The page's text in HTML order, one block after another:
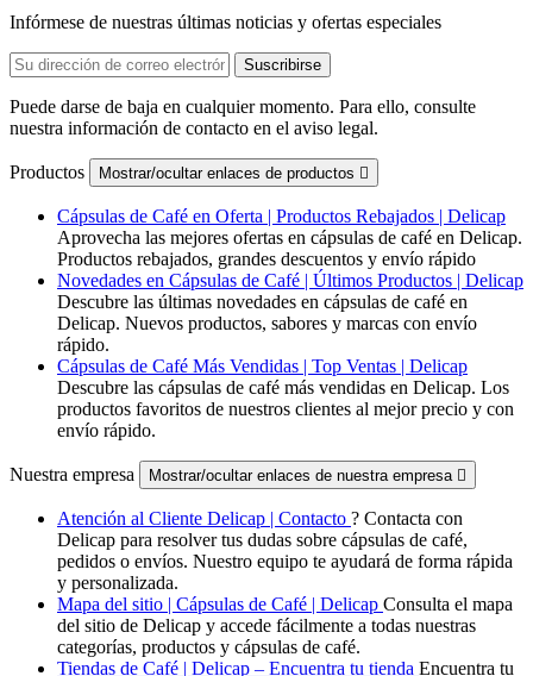
Infórmese de nuestras últimas noticias y ofertas especiales
Puede darse de baja en cualquier momento. Para ello, consulte
nuestra información de contacto en el aviso legal.
Productos Mostrar/ocultar enlaces de productos 
Cápsulas de Café en Oferta | Productos Rebajados | Delicap
Aprovecha las mejores ofertas en cápsulas de café en Delicap.
Productos rebajados, grandes descuentos y envío rápido
Novedades en Cápsulas de Café | Últimos Productos | Delicap
Descubre las últimas novedades en cápsulas de café en
Delicap. Nuevos productos, sabores y marcas con envío
rápido.
Cápsulas de Café Más Vendidas | Top Ventas | Delicap
Descubre las cápsulas de café más vendidas en Delicap. Los
productos favoritos de nuestros clientes al mejor precio y con
envío rápido.
Nuestra empresa Mostrar/ocultar enlaces de nuestra empresa 
Atención al Cliente Delicap | Contacto ? Contacta con
Delicap para resolver tus dudas sobre cápsulas de café,
pedidos o envíos. Nuestro equipo te ayudará de forma rápida
y personalizada.
Mapa del sitio | Cápsulas de Café | Delicap Consulta el mapa
del sitio de Delicap y accede fácilmente a todas nuestras
categorías, productos y cápsulas de café.
Tiendas de Café | Delicap – Encuentra tu tienda Encuentra tu